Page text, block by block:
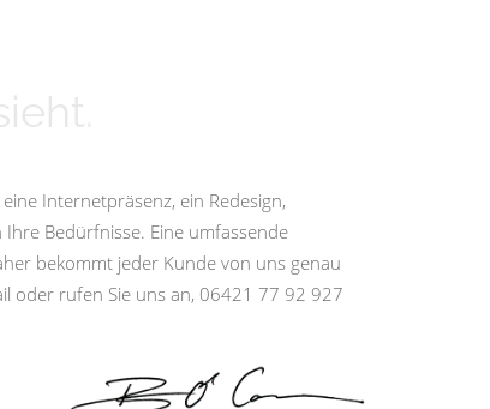
Internetpräsenz, ein Redesign,
Bedürfnisse. Eine umfassende
bekommt jeder Kunde von uns genau
oder rufen Sie uns an, 06421 77 92 927